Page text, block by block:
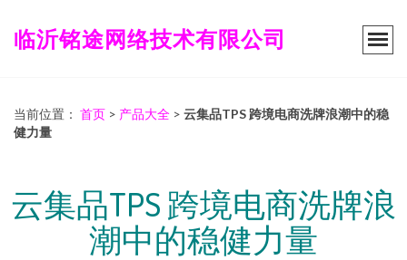
临沂铭途网络技术有限公司
当前位置： 首页 > 产品大全 > 云集品TPS 跨境电商洗牌浪潮中的稳
健力量
云集品TPS 跨境电商洗牌浪
潮中的稳健力量